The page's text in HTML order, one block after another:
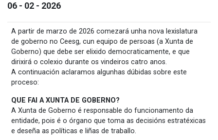
06 - 02 - 2026
A partir de marzo de 2026 comezará unha nova lexislatura
de goberno no Ceesg, cun equipo de persoas (a Xunta de
Goberno) que debe ser elixido democraticamente, e que
dirixirá o colexio durante os vindeiros catro anos.
A continuación aclaramos algunhas dúbidas sobre este
proceso:
QUE FAI A XUNTA DE GOBERNO?
A Xunta de Goberno é responsable do funcionamento da
entidade, pois é o órgano que toma as decisións estratéxicas
e deseña as políticas e liñas de traballo.